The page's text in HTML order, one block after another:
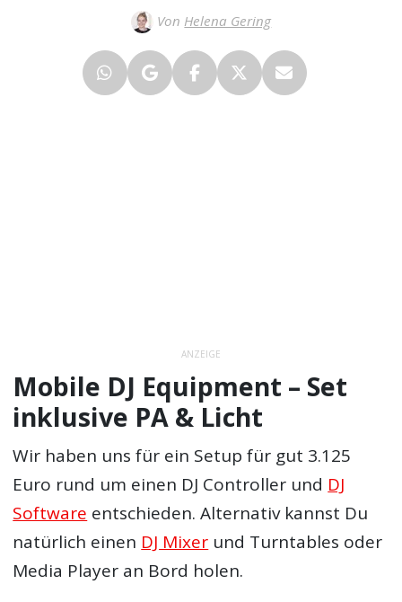
Von Helena Gering
ANZEIGE
Mobile DJ Equipment – Set
inklusive PA & Licht
Wir haben uns für ein Setup für gut 3.125
Euro rund um einen DJ Controller und DJ
Software entschieden. Alternativ kannst Du
natürlich einen DJ Mixer und Turntables oder
Media Player an Bord holen.